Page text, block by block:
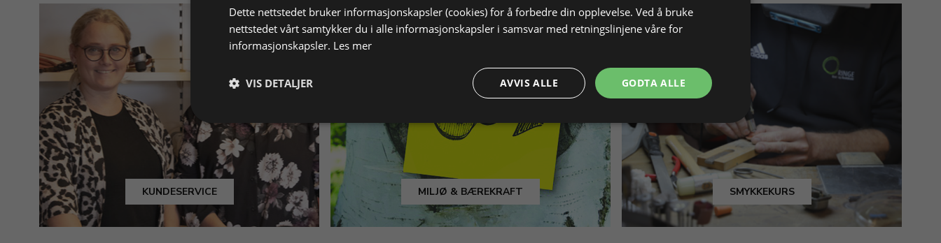
KUNDESERVICE MILJØ & BÆREKRAFT SMYKKEKURS
Dette nettstedet bruker informasjonskapsler (cookies) for å forbedre din opplevelse. Ved å bruke
nettstedet vårt samtykker du i alle informasjonskapsler i samsvar med retningslinjene våre for
informasjonskapsler. Les mer
GODTA ALLE
AVVIS ALLE
VIS DETALJER